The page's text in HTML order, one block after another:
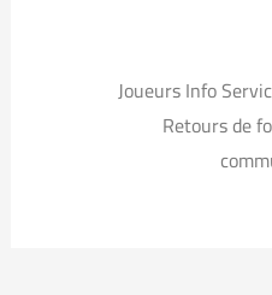
Joueurs Info
Retours de